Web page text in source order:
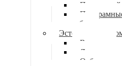
Первичный
зубов
Эстетическая
Виниры
Люминиры